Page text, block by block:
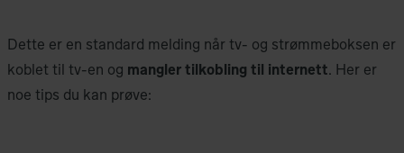
Dette er en standard melding når tv- og strømmeboksen er
koblet til tv-en og mangler tilkobling til internett. Her er
noe tips du kan prøve: